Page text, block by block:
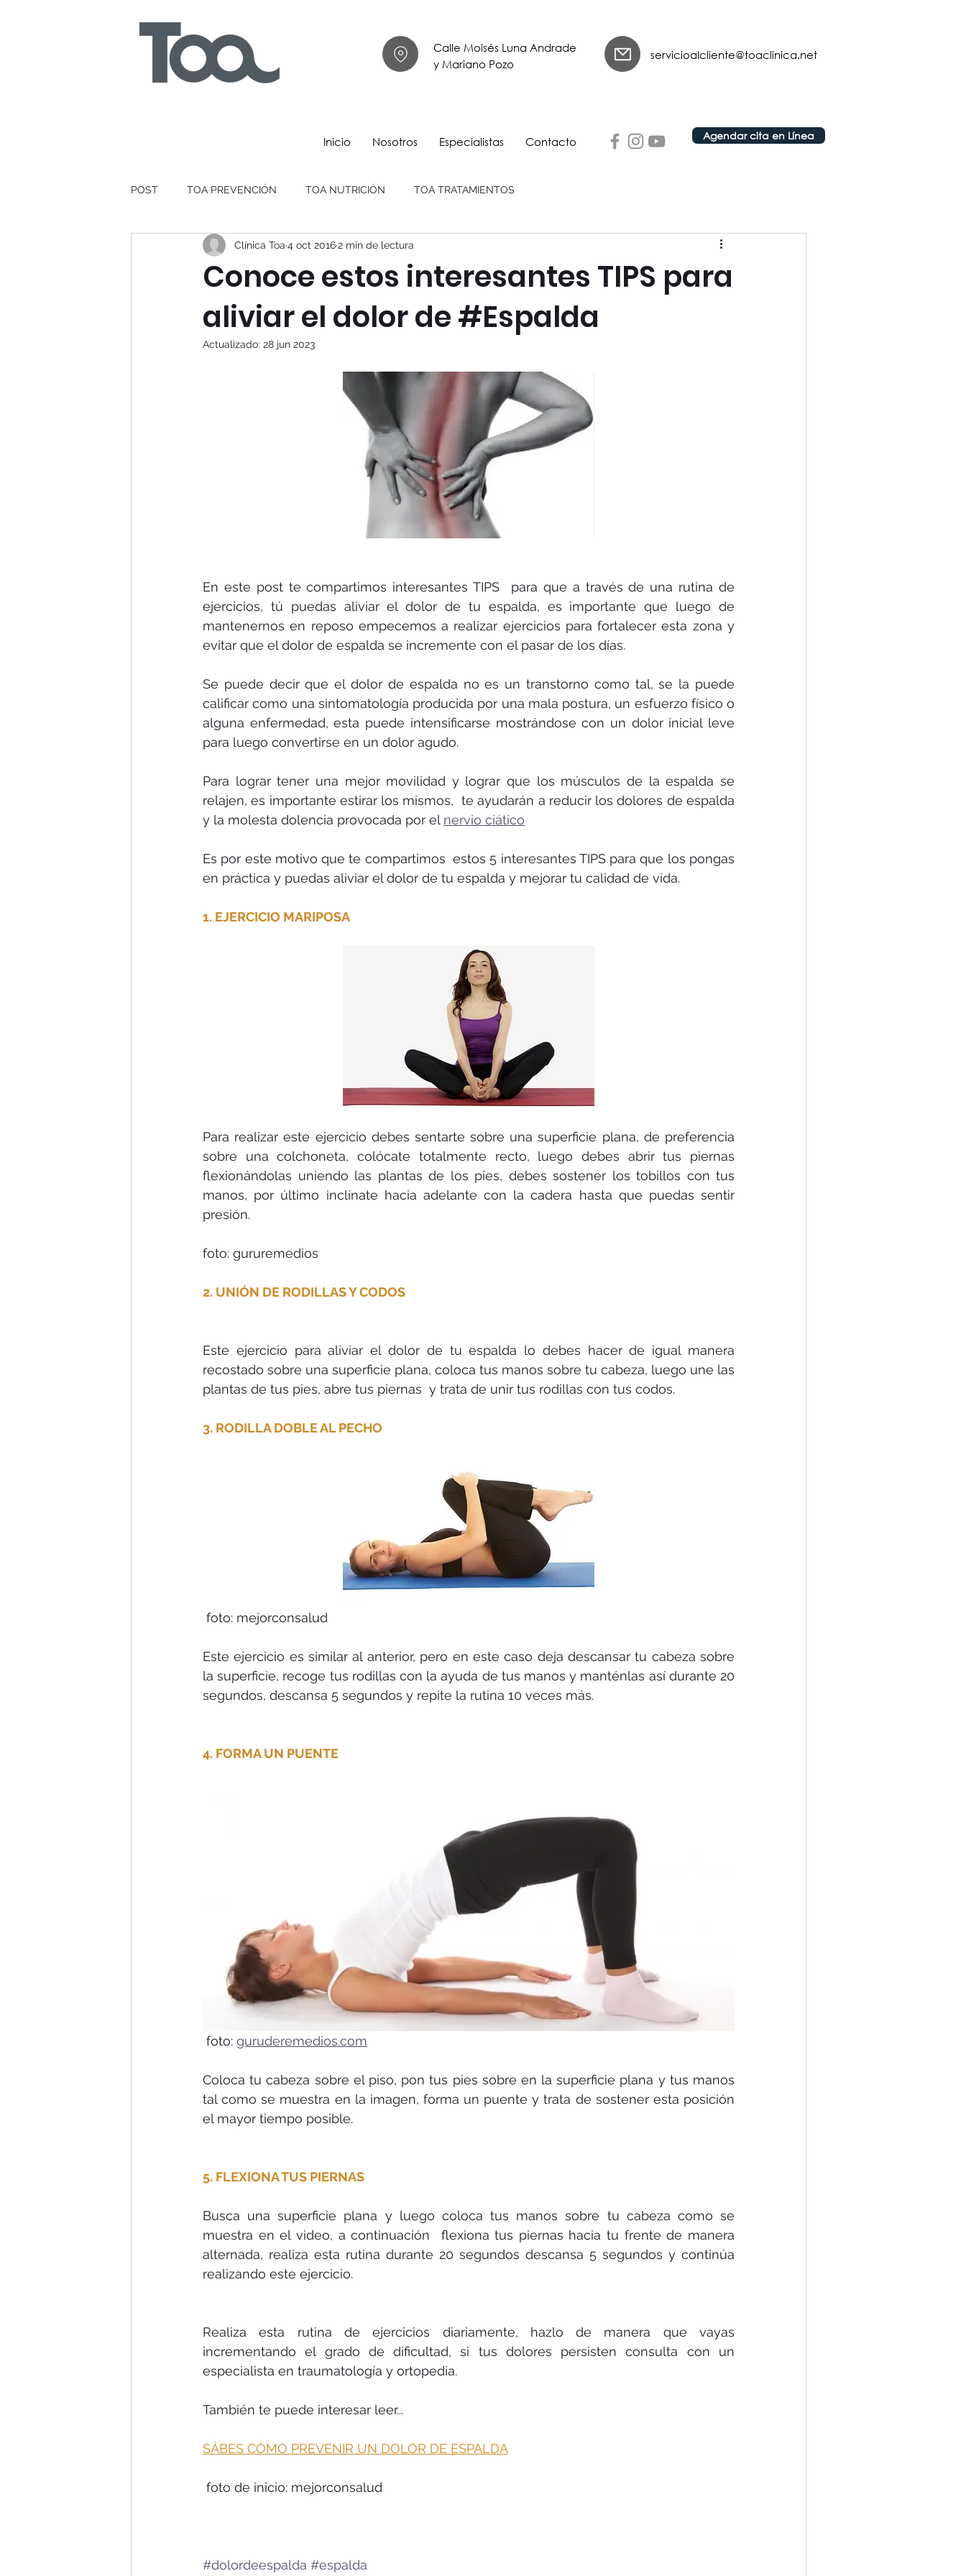
Calle Moisés Luna Andrade
y Mariano Pozo
servicioalcliente@toaclinica.net
Inicio Nosotros Especialistas Contacto Agendar cita en Línea
POST TOA PREVENCIÓN TOA NUTRICIÓN TOA TRATAMIENTOS
Conoce estos interesantes TIPS para
aliviar el dolor de #Espalda
Clínica Toa 4 oct 20162 min de lectura
Actualizado: 28 jun 2023
En este post te compartimos interesantes TIPS  para que a través de una rutina de
ejercicios, tú puedas aliviar el dolor de tu espalda, es importante que luego de
mantenernos en reposo empecemos a realizar ejercicios para fortalecer esta zona y
evitar que el dolor de espalda se incremente con el pasar de los días.
Se puede decir que el dolor de espalda no es un transtorno como tal, se la puede
calificar como una sintomatología producida por una mala postura, un esfuerzo físico o
alguna enfermedad, esta puede intensificarse mostrándose con un dolor inicial leve
para luego convertirse en un dolor agudo.
Para lograr tener una mejor movilidad y lograr que los músculos de la espalda se
relajen, es importante estirar los mismos,  te ayudarán a reducir los dolores de espalda
y la molesta dolencia provocada por el nervio ciático
Es por este motivo que te compartimos  estos 5 interesantes TIPS para que los pongas
en práctica y puedas aliviar el dolor de tu espalda y mejorar tu calidad de vida.
1. EJERCICIO MARIPOSA
Para realizar este ejercicio debes sentarte sobre una superficie plana, de preferencia
sobre una colchoneta, colócate totalmente recto, luego debes abrir tus piernas
flexionándolas uniendo las plantas de los pies, debes sostener los tobillos con tus
manos, por último inclínate hacia adelante con la cadera hasta que puedas sentir
presión.
foto: gururemedios
2. UNIÓN DE RODILLAS Y CODOS
Este ejercicio para aliviar el dolor de tu espalda lo debes hacer de igual manera
recostado sobre una superficie plana, coloca tus manos sobre tu cabeza, luego une las
plantas de tus pies, abre tus piernas  y trata de unir tus rodillas con tus codos.
3. RODILLA DOBLE AL PECHO
foto: mejorconsalud
Este ejercicio es similar al anterior, pero en este caso deja descansar tu cabeza sobre
la superficie, recoge tus rodillas con la ayuda de tus manos y manténlas así durante 20
segundos, descansa 5 segundos y repite la rutina 10 veces más.
4. FORMA UN PUENTE
foto: guruderemedios.com
Coloca tu cabeza sobre el piso, pon tus pies sobre en la superficie plana y tus manos
tal como se muestra en la imagen, forma un puente y trata de sostener esta posición
el mayor tiempo posible.
5. FLEXIONA TUS PIERNAS
Busca una superficie plana y luego coloca tus manos sobre tu cabeza como se
muestra en el video, a continuación  flexiona tus piernas hacia tu frente de manera
alternada, realiza esta rutina durante 20 segundos descansa 5 segundos y continúa
realizando este ejercicio.
Realiza esta rutina de ejercicios diariamente, hazlo de manera que vayas
incrementando el grado de dificultad, si tus dolores persisten consulta con un
especialista en traumatología y ortopedia.
También te puede interesar leer...
SÁBES CÓMO PREVENIR UN DOLOR DE ESPALDA
foto de inicio: mejorconsalud
#dolordeespalda #espalda